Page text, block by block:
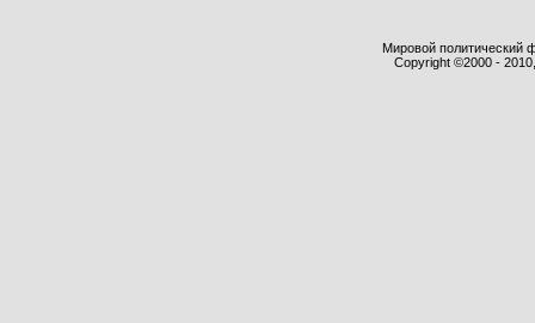
Мировой политический
Copyright ©2000 -